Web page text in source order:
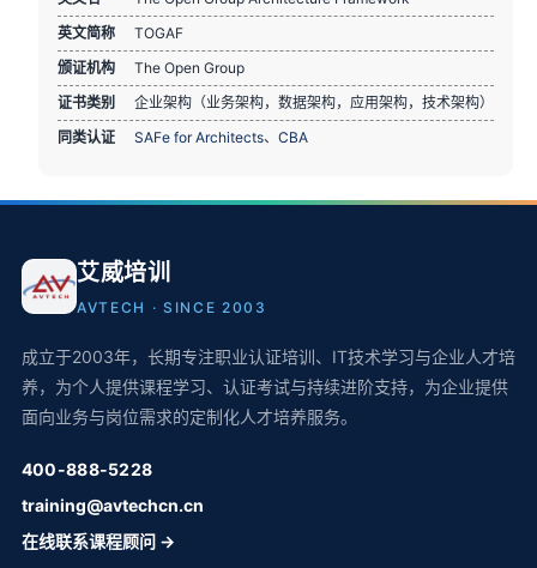
英文简称
TOGAF
颁证机构
The Open Group
证书类别
企业架构（业务架构，数据架构，应用架构，技术架构）
同类认证
SAFe for Architects、CBA
艾威培训
AVTECH · SINCE 2003
成立于2003年，长期专注职业认证培训、IT技术学习与企业人才培
养，为个人提供课程学习、认证考试与持续进阶支持，为企业提供
面向业务与岗位需求的定制化人才培养服务。
400-888-5228
training@avtechcn.cn
在线联系课程顾问 →